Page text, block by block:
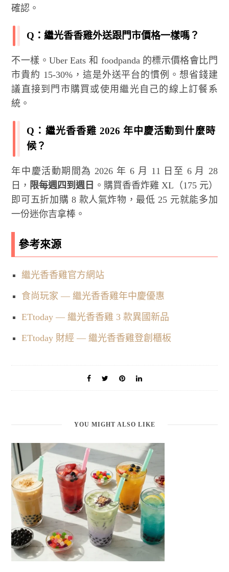
確認。
Q：繼光香香雞外送跟門市價格一樣嗎？
不一樣。Uber Eats 和 foodpanda 的標示價格會比門
市貴約 15-30%，這是外送平台的慣例。想省錢建
議直接到門市購買或使用繼光自己的線上訂餐系
統。
Q：繼光香香雞 2026 年中慶活動到什麼時
候？
年中慶活動期間為 2026 年 6 月 11 日至 6 月 28
日， 限每週四到週日 。購買香香炸雞 XL（175 元）
即可五折加購 8 款人氣炸物，最低 25 元就能多加
一份迷你吉拿棒。
參考來源
繼光香香雞官方網站
食尚玩家 — 繼光香香雞年中慶優惠
ETtoday — 繼光香香雞 3 款異國新品
ETtoday 財經 — 繼光香香雞登創櫃板
YOU MIGHT ALSO LIKE